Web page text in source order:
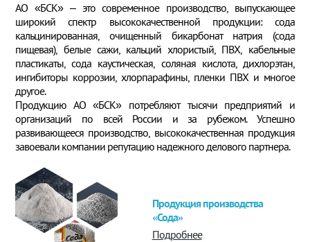
АО «БСК» – это современное производство, выпускающее
широкий спектр высококачественной продукции: сода
кальцинированная, очищенный бикарбонат натрия (сода
пищевая), белые сажи, кальций хлористый, ПВХ, кабельные
пластикаты, сода каустическая, соляная кислота, дихлорэтан,
ингибиторы коррозии, хлорпарафины, пленки ПВХ и многое
другое.
Продукцию АО «БСК» потребляют тысячи предприятий и
организаций по всей России и за рубежом. Успешно
развивающееся производство, высококачественная продукция
завоевали компании репутацию надежного делового партнера.
Продукция производства
«Сода»
Подробнее